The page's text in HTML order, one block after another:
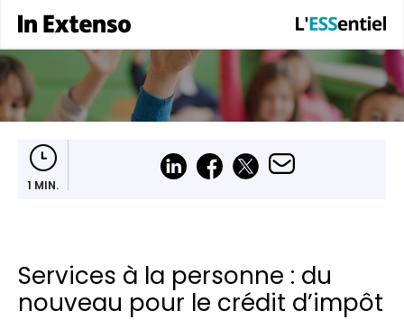
1 MIN.
Services à la personne : du
nouveau pour le crédit d’impôt